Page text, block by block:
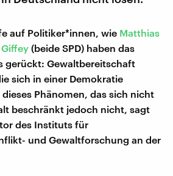
auf Politiker*innen, wie Matthias
(beide SPD) haben das
gerückt: Gewaltbereitschaft
sich in einer Demokratie
Phänomen, das sich nicht
beschränkt jedoch nicht, sagt
des Instituts für
und Gewaltforschung an der